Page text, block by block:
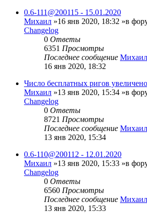
0.6-111@200115 - 15.01.2020
Михаил »16 янв 2020, 18:32 »в
Changelog
0 Ответы
6351 Просмотры
Последнее сообщение Михаил
16 янв 2020, 18:32
Число бесплатных ригов
Михаил »13 янв 2020, 15:34 »в
Changelog
0 Ответы
8721 Просмотры
Последнее сообщение Михаил
13 янв 2020, 15:34
0.6-110@200112 - 12.01.2020
Михаил »13 янв 2020, 15:33 »в
Changelog
0 Ответы
6560 Просмотры
Последнее сообщение Михаил
13 янв 2020, 15:33